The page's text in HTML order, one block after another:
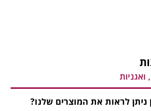
ואגניות
ניתן לראות את המוצרים שלנו?